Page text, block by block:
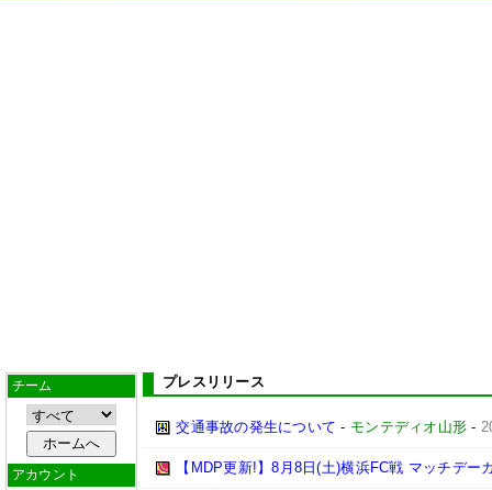
チーム
アカウント
プレスリリース
交通事故の発生について - モンテディオ山形 -
【MDP更新!】8月8日(土)横浜FC戦 マッチデー